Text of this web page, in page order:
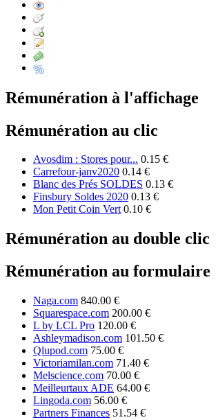
Rémunération à l'affichage
Rémunération au clic
Avosdim : Stores pour... 0.15 €
Carrefour-janv2020 0.14 €
Blanc des Prés SOLDES 0.13 €
Finsbury Soldes 2020 0.13 €
Mon Petit Coin Vert 0.10 €
Rémunération au double clic
Rémunération au formulaire
Naga.com 840.00 €
Squarespace.com 200.00 €
L by LCL Pro 120.00 €
Ashleymadison.com 101.50 €
Qlupod.com 75.00 €
Victoriamilan.com 71.40 €
Melscience.com 70.00 €
Meilleurtaux ADE 64.00 €
Lingoda.com 56.00 €
Partners Finances 51.54 €